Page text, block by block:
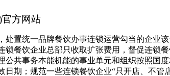
方网站
置统一品牌餐饮办事连锁运营勾当的企业该
锁餐饮企业总部只收取扩张费用，督促连锁
公共事务本能机能的事业单元和组织按照国
日期；规范一些连锁餐饮企业“只开店、不